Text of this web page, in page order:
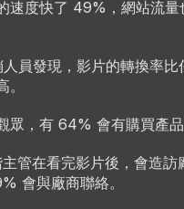
速度快了 49%，網站流量
員發現，影片的轉換率比
眾，有 64% 會有購買產品
管在看完影片後，會造訪
會與廠商聯絡。